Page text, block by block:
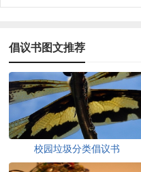
倡议书图文推荐
校园垃圾分类倡议书